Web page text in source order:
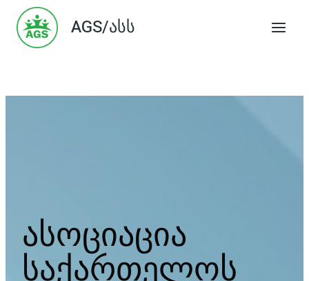
Skip
content
AGS/ასს
ასოციაცია
საქართელოს